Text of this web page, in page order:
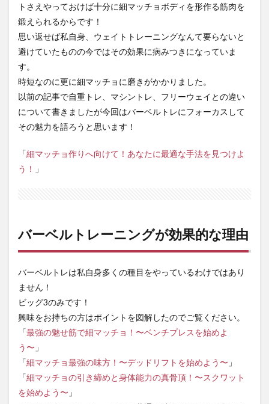
ーニ
ング
が効
果的
な理
由
2.1
1種目
で複
数の
筋肉
を鍛
こと
果的
えて
周り
が引
まる
2.3
ただ
我に
は注
意
3
トさえやっておけば十分に細マッチョボディを形作る筋肉を
鍛えられるからです！
思い返せば私自身、ウェイトトレーニングなんて要らないと
避けていたものの今ではその効果に病みつきになっていま
す。
時短なのに更に細マッチョに磨きがかかりました。
以前の記事で自重トレ、マシントレ、フリーウェイとの違い
について書きましたが今回はバーベルトレにフォーカスして
その魅力を語ろうと思います！
「細マッチョ作りへ向けて！あなたに最適な手法を見つけよ
う！
」
バーベルトレーニングが効果的な理由
バーベルトレは私自身多くの種目をやっているわけではあり
ません！
ビッグ3のみです！
興味をお持ちの方はポイントを図解したのでご覧ください。
「最強の魅せ筋で細マッチョ！〜ベンチプレスを始めよ
う〜 」
「細マッチョ最強の味方！〜デッドリフトを始めよう〜 」
「細マッチョの引き締めと身体能力の真骨頂！〜スクワット
を始めよう〜 」